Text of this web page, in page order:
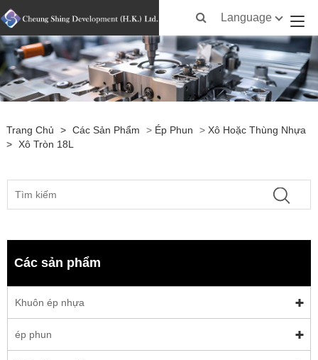
Language
Trang Chủ > Các Sản Phẩm > Ép Phun > Xô Hoặc Thùng Nhựa
> Xô Tròn 18L
Các sản phẩm
Khuôn ép nhựa
ép phun